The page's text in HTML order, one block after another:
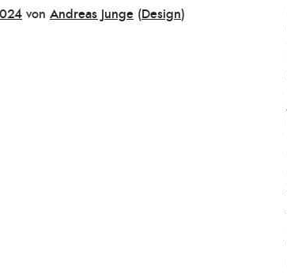
von Andreas Junge ( Design)